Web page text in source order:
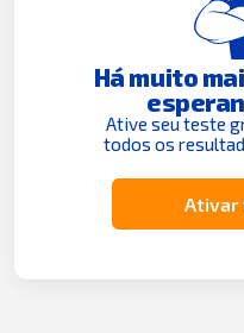
Há muito
Ative seu teste
todos os
Ativar